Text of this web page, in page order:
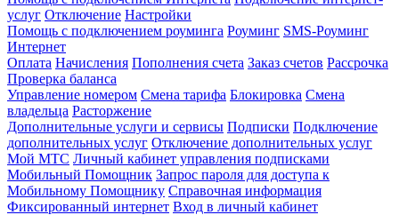
услуг Отключение Настройки
Помощь с подключением роуминга Роуминг SMS-Роуминг
Интернет
Оплата Начисления Пополнения счета Заказ счетов Рассрочка
Проверка баланса
Управление номером Смена тарифа Блокировка Смена
владельца Расторжение
Дополнительные услуги и сервисы Подписки Подключение
дополнительных услуг Отключение дополнительных услуг
Мой МТС Личный кабинет управления подписками
Мобильный Помощник Запрос пароля для доступа к
Мобильному Помощнику Справочная информация
Фиксированный интернет Вход в личный кабинет